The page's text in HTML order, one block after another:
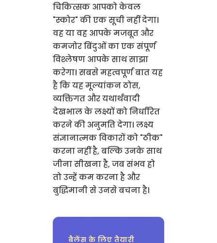
चिकित्सक आपको केवल
"स्कोर" की एक सूची नहीं देगा।
वह या वह आपके मजबूत और
कमजोर बिंदुओं का एक संपूर्ण
विश्लेषण आपके साथ साझा
करेगा। सबसे महत्वपूर्ण बात यह
है कि यह मूल्यांकन ठोस,
व्यक्तिगत और यथार्थवादी
देखभाल के लक्ष्यों को निर्धारित
करने की अनुमति देगा। लक्ष्य
संज्ञानात्मक विकारों को "ठीक"
करना नहीं है, बल्कि उनके साथ
जीना सीखना है, जब संभव हो
तो उन्हें कम करना है और
बुद्धिमानी से उनसे बचना है।
बैलेंस के लिए तैयारी